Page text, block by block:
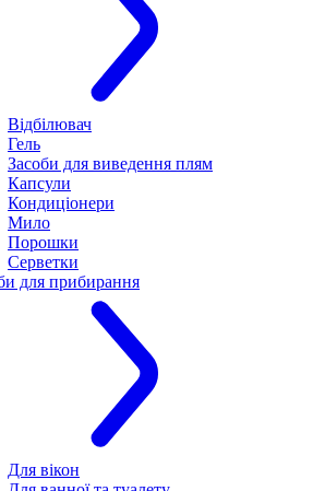
Відбілювач
Гель
Засоби для виведення плям
Капсули
Кондиціонери
Мило
Порошки
Серветки
для прибирання
Для вікон